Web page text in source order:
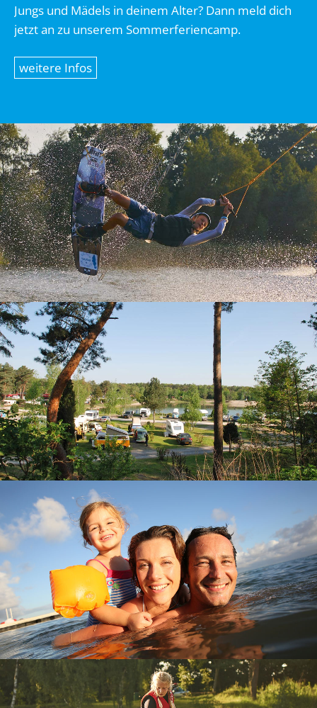
Jungs und Mädels in deinem Alter? Dann meld dich
jetzt an zu unserem Sommerferiencamp.
weitere Infos